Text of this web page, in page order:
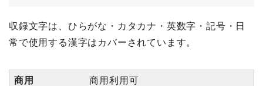
収録文字は、ひらがな・カタカナ・英数字・記号・日
常で使用する漢字はカバーされています。
商用 商用利用可